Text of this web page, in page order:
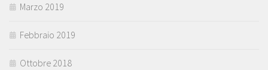
Marzo 2019
Febbraio 2019
Ottobre 2018